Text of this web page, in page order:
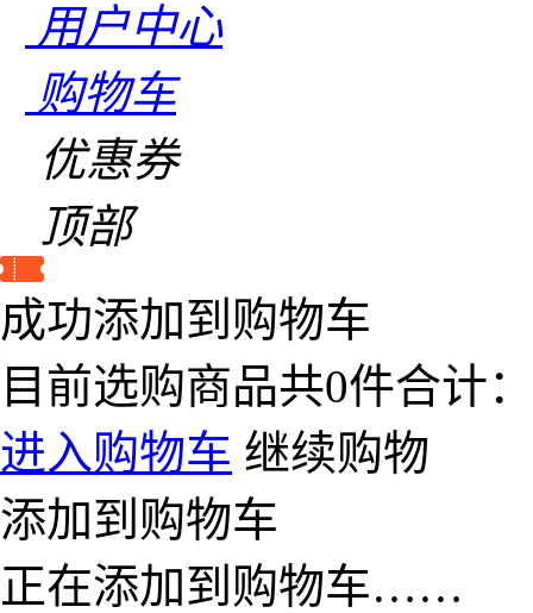
用户中心
购物车
优惠券
顶部
成功添加到购物车
目前选购商品共0件合计：
进入购物车 继续购物
添加到购物车
正在添加到购物车……